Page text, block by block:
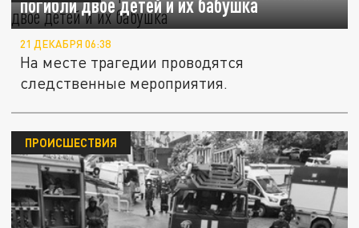
погибли двое детей и их бабушка
21 ДЕКАБРЯ 06:38
На месте трагедии проводятся
следственные мероприятия.
ПРОИСШЕСТВИЯ